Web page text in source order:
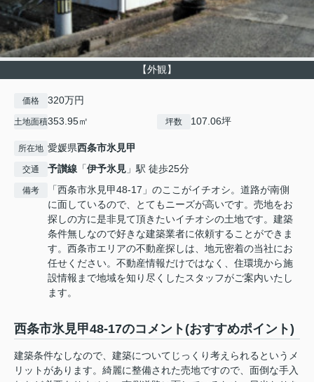
【外観】
価格 320万円
土地面積353.95㎡ 坪数 107.06坪
所在地 愛媛県西条市氷見甲
交通 予讃線 「伊予氷見 」駅 徒歩25分
備考
「西条市氷見甲48-17」のここがイチオシ。道路が南側
に面しているので、とてもニーズが高いです。売地をお
探しの方に是非見て頂きたいイチオシの土地です。建築
条件無しなので好きな建築業者に依頼することができま
す。西条市エリアの不動産探しは、地元密着の当社にお
任せください。不動産情報だけではなく、住環境から施
設情報まで地域を知り尽くしたスタッフがご案内いたし
ます。
西条市氷見甲48-17のコメント(おすすめポイント)
建築条件なしなので、建築についてじっくり考えられるというメ
リットがあります。綺麗に整備された売地ですので、面倒な手入